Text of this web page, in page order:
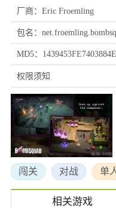
1、炸弹小分队中画当有爱
神器。
2、设有8播放本地/网络多
物理学，海盗，忍者，野蛮
3、BombSquad支持触摸屏
4、你甚至可以使用手机和
用程序控制器。
厂商：Eric Froemling
包名：
MD5：
权限须知
闯关 对战 单
相关游戏